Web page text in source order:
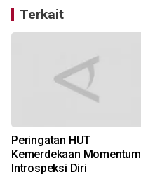
Terkait
Peringatan HUT
Kemerdekaan Momentum
Introspeksi Diri